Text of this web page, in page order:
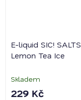
E-liquid SIC! SALTS
Lemon Tea Ice
Skladem
229 Kč